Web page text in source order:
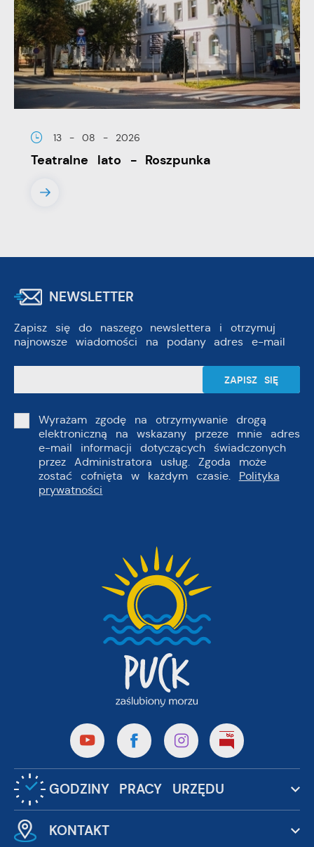
13 - 08 - 2026
Teatralne lato - Roszpunka
NEWSLETTER
Zapisz się do naszego newslettera i otrzymuj
najnowsze wiadomości na podany adres e-mail
Wyrażam zgodę na otrzymywanie drogą
elektroniczną na wskazany przeze mnie adres
e-mail informacji dotyczących świadczonych
przez Administratora usług. Zgoda może
zostać cofnięta w każdym czasie. Polityka
prywatności
GODZINY PRACY URZĘDU
KONTAKT